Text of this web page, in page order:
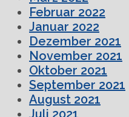
Februar 2022
Januar 2022
Dezember 2021
November 2021
Oktober 2021
September 2021
August 2021